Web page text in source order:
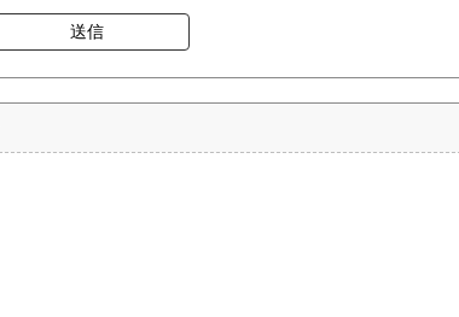
送信